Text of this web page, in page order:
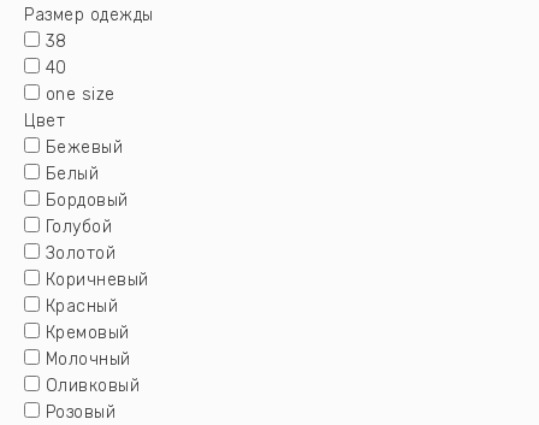
Размер одежды
38
40
one size
Цвет
Бежевый
Белый
Бордовый
Голубой
Золотой
Коричневый
Красный
Кремовый
Молочный
Оливковый
Розовый